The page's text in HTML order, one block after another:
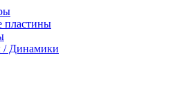
пластины
Динамики